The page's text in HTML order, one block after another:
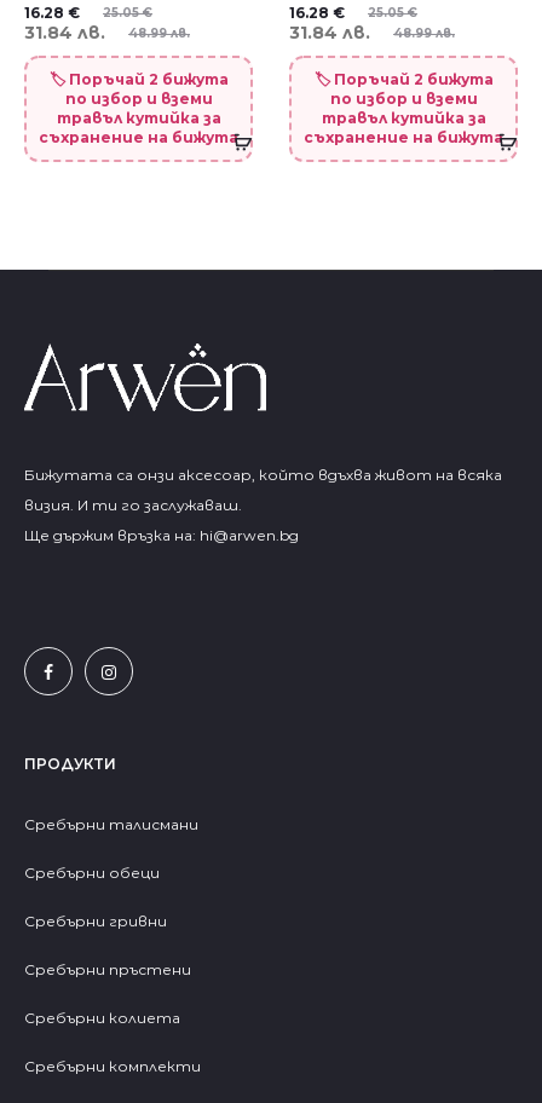
25.05€
16.28 €
48.99 лв.
31.84 лв.
🏷️ Поръчай 2 бижута
по избор и вземи
травъл кутийка за
съхранение на бижута
25.05€
16.28 €
48.99 лв.
31.84 лв.
🏷️ Поръчай 2 бижута
по избор и вземи
травъл кутийка за
съхранение на бижута
Бижутата са онзи аксесоар, който вдъхва живот на всяка
визия. И ти го заслужаваш.
Ще държим връзка на: hi@arwen.bg
ПРОДУКТИ
Сребърни талисмани
Сребърни обеци
Сребърни гривни
Сребърни пръстени
Сребърни колиета
Сребърни комплекти